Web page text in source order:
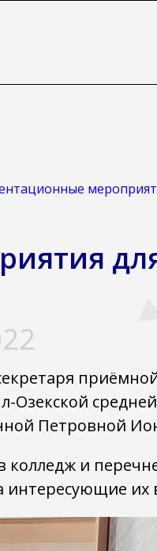
Озекской
Петровной
и
интересующие их